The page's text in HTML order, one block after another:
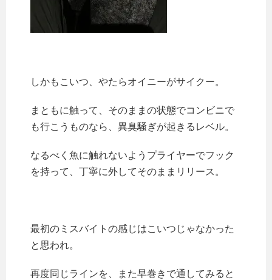
しかもこいつ、やたらオイニーがサイクー。
まともに触って、そのままの状態でコンビニで
も行こうものなら、異臭騒ぎが起きるレベル。
なるべく魚に触れないようプライヤーでフック
を持って、丁寧に外してそのままリリース。
最初のミスバイトの感じはこいつじゃなかった
と思われ。
再度同じラインを、また早巻きで通してみると